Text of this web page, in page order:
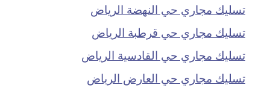
تسليك مجاري حي النهضة الرياض
تسليك مجاري حي قرطبة الرياض
تسليك مجاري حي القادسية الرياض
تسليك مجاري حي العارض الرياض